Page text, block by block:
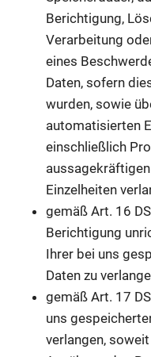
Berichtigung,
Verarbeitung
eines
Daten, sofern
wurden, sowie
automatisierten
einschließlich
Einzelheiten
gemäß Art. 16
Berichtigung
Ihrer bei uns
Daten zu
gemäß Art. 17
uns
verlangen,